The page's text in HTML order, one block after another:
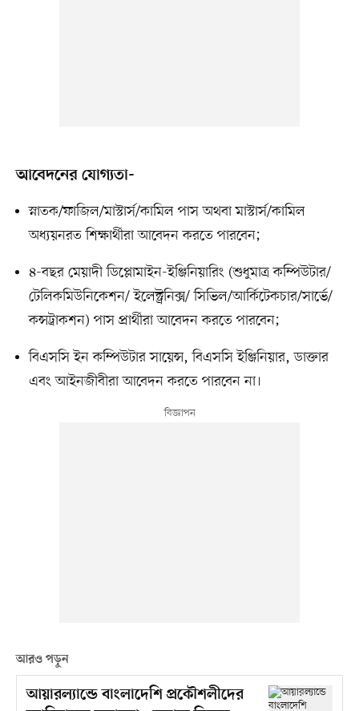
আবেদনের যোগ্যতা-
স্নাতক/ফাজিল/মাস্টার্স/কামিল পাস অথবা মাস্টার্স/কামিল
অধ্যয়নরত শিক্ষার্থীরা আবেদন করতে পারবেন;
৪-বছর মেয়াদী ডিপ্লোমাইন-ইঞ্জিনিয়ারিং (শুধুমাত্র কম্পিউটার/
টেলিকমিউনিকেশন/ ইলেক্ট্রনিক্স/ সিভিল/আর্কিটেকচার/সার্ভে/
কন্সট্রাকশন) পাস প্রার্থীরা আবেদন করতে পারবেন;
বিএসসি ইন কম্পিউটার সায়েন্স, বিএসসি ইঞ্জিনিয়ার, ডাক্তার
এবং আইনজীবীরা আবেদন করতে পারবেন না।
আরও পড়ুন
আয়ারল্যান্ডে বাংলাদেশি প্রকৌশলীদের